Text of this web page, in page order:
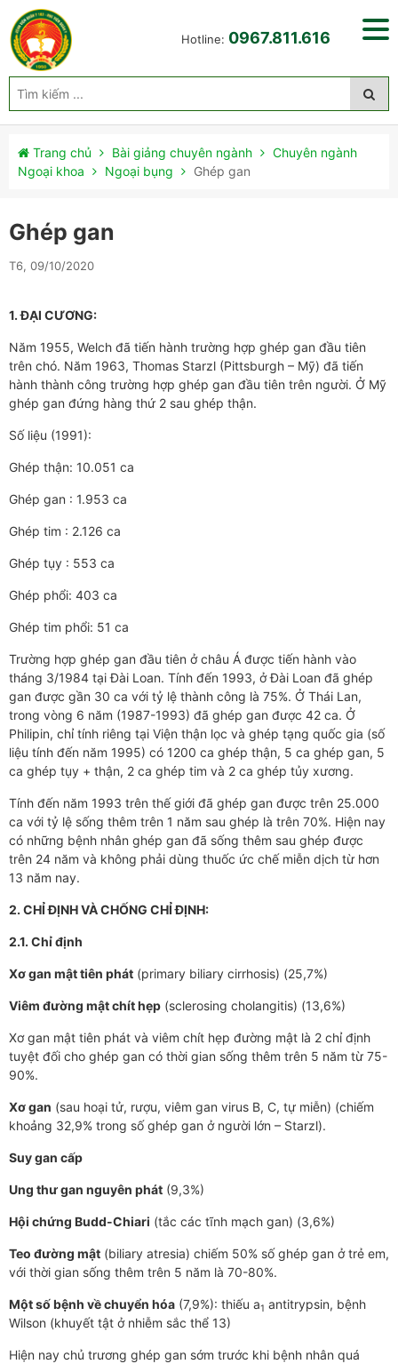
Hotline: 0967.811.616
Trang chủ Bài giảng chuyên ngành
Chuyên ngành
Ngoại khoa
Ngoại bụng Ghép gan
Ghép gan
T6, 09/10/2020
1. ĐẠI CƯƠNG:
Năm 1955, Welch đã tiến hành trường hợp ghép gan đầu tiên
trên chó. Năm 1963, Thomas Starzl (Pittsburgh – Mỹ) đã tiến
hành thành công trường hợp ghép gan đầu tiên trên người. Ở Mỹ
ghép gan đứng hàng thứ 2 sau ghép thận.
Số liệu (1991):
Ghép thận: 10.051 ca
Ghép gan : 1.953 ca
Ghép tim : 2.126 ca
Ghép tụy : 553 ca
Ghép phổi: 403 ca
Ghép tim phổi: 51 ca
Trường hợp ghép gan đầu tiên ở châu Á được tiến hành vào
tháng 3/1984 tại Đài Loan. Tính đến 1993, ở Đài Loan đã ghép
gan được gần 30 ca với tỷ lệ thành công là 75%. Ở Thái Lan,
trong vòng 6 năm (1987-1993) đã ghép gan được 42 ca. Ở
Philipin, chỉ tính riêng tại Viện thận lọc và ghép tạng quốc gia (số
liệu tính đến năm 1995) có 1200 ca ghép thận, 5 ca ghép gan, 5
ca ghép tụy + thận, 2 ca ghép tim và 2 ca ghép tủy xương.
Tính đến năm 1993 trên thế giới đã ghép gan được trên 25.000
ca với tỷ lệ sống thêm trên 1 năm sau ghép là trên 70%. Hiện nay
có những bệnh nhân ghép gan đã sống thêm sau ghép được
trên 24 năm và không phải dùng thuốc ức chế miễn dịch từ hơn
13 năm nay.
2. CHỈ ĐỊNH VÀ CHỐNG CHỈ ĐỊNH:
2.1. Chỉ định
Xơ gan mật tiên phát (primary biliary cirrhosis) (25,7%)
Viêm đường mật chít hẹp (sclerosing cholangitis) (13,6%)
Xơ gan mật tiên phát và viêm chít hẹp đường mật là 2 chỉ định
tuyệt đối cho ghép gan có thời gian sống thêm trên 5 năm từ 75-
90%.
Xơ gan (sau hoại tử, rượu, viêm gan virus B, C, tự miễn) (chiếm
khoảng 32,9% trong số ghép gan ở người lớn – Starzl).
Suy gan cấp
Ung thư gan nguyên phát (9,3%)
Hội chứng Budd-Chiari (tắc các tĩnh mạch gan) (3,6%)
Teo đường mật (biliary atresia) chiếm 50% số ghép gan ở trẻ em,
với thời gian sống thêm trên 5 năm là 70-80%.
Một số bệnh về chuyển hóa (7,9%): thiếu a1 antitrypsin, bệnh
Wilson (khuyết tật ở nhiễm sắc thể 13)
Hiện nay chủ trương ghép gan sớm trước khi bệnh nhân quá